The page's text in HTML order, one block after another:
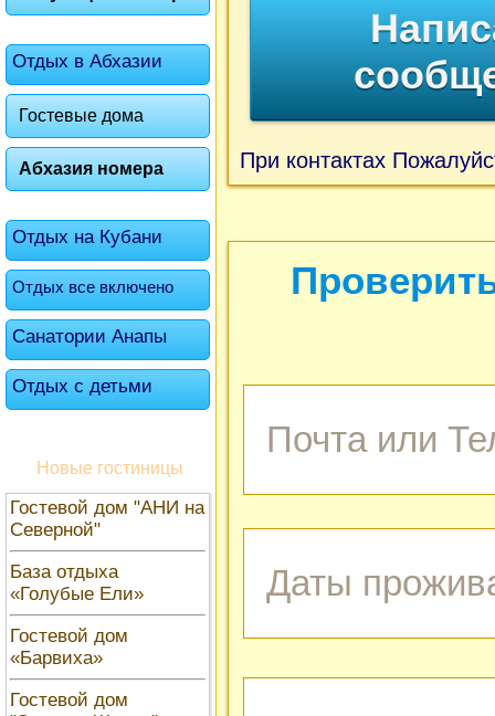
Отдых в Абхазии
Гостевые дома
Абхазия номера
Отдых на Кубани
Отдых все включено
Санатории Анапы
Отдых с детьми
Новые гостиницы
Гостевой дом "АНИ на
Северной"
База отдыха
«Голубые Ели»
Гостевой дом
«Барвиха»
Гостевой дом
При контактах